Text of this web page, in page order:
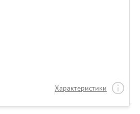
Характеристики